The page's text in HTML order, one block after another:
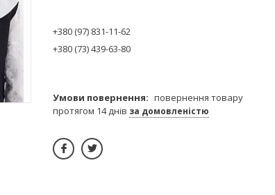
+380 (97) 831-11-62
+380 (73) 439-63-80
повернення товару
протягом 14 днів за домовленістю